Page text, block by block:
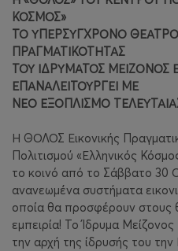
ΚΟΣΜΟΣ»
ΤΟ ΥΠΕΡΣΥΓΧΡΟΝΟ ΘΕΑΤΡΟ
ΠΡΑΓΜΑΤΙΚΟΤΗΤΑΣ
ΤΟΥ ΙΔΡΥΜΑΤΟΣ ΜΕΙΖΟΝΟΣ
ΕΠΑΝΑΛΕΙΤΟΥΡΓΕΙ ΜΕ
ΝΕΟ ΕΞΟΠΛΙΣΜΟ
Η ΘΟΛΟΣ Εικονικής
Πολιτισμού «Ελληνικός
το κοινό από το Σάββατο 30
ανανεωμένα συστήματα
οποία θα προσφέρουν στους
εμπειρία! Το Ίδρυμα
την αρχή της ίδρυσής του την